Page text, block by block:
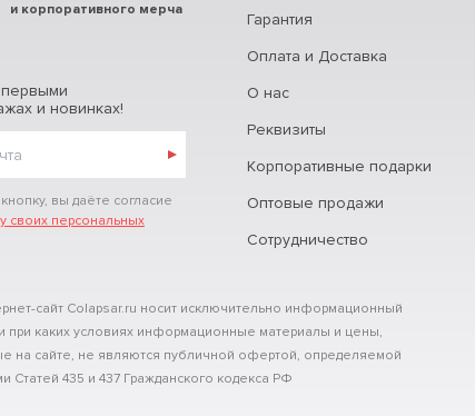
и корпоративного мерча
и новинках!
вы даёте согласие
своих персональных
Гарантия
Оплата и Доставка
О нас
Реквизиты
Корпоративные подарки
Оптовые продажи
Сотрудничество
сайт Colapsar.ru носит исключительно информационный
при каких условиях информационные материалы и цены,
на сайте, не являются публичной офертой, определяемой
Статей 435 и 437 Гражданского кодекса РФ